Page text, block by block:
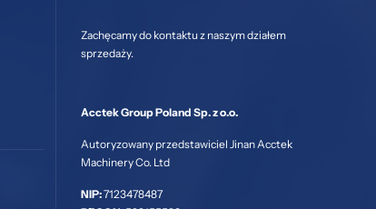
Zachęcamy do kontaktu z naszym działem
sprzedaży.
Acctek Group Poland Sp. z o.o.
Autoryzowany przedstawiciel Jinan Acctek
Machinery Co. Ltd
NIP:7123478487